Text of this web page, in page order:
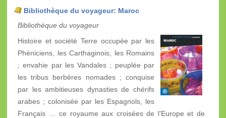
Bibliothèque du voyageur: Maroc
Bibliothèque du voyageur
Histoire et société Terre occupée par les
Phéniciens, les Carthaginois, les Romains
; envahie par les Vandales ; peuplée par
les tribus berbères nomades ; conquise
par les ambitieuses dynasties de chérifs
arabes ; colonisée par les Espagnols, les
Français … ce royaume aux croisées de l’Europe et de